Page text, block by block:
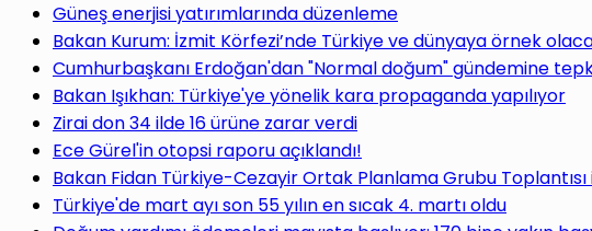
Güneş enerjisi yatırımlarında düzenleme
Bakan Kurum: İzmit Körfezi’nde Türkiye ve dünyaya örnek
Cumhurbaşkanı Erdoğan'dan "Normal doğum" gündemine
Bakan Işıkhan: Türkiye'ye yönelik kara propaganda yapılıyor
Zirai don 34 ilde 16 ürüne zarar verdi
Ece Gürel'in otopsi raporu açıklandı!
Bakan Fidan Türkiye-Cezayir Ortak Planlama Grubu Toplantısı
Türkiye'de mart ayı son 55 yılın en sıcak 4. martı oldu